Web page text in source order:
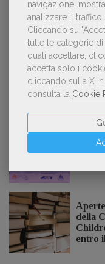
navigazione,
analizzare il traffico
Cliccando su
tutte le categorie di
quali accettare,
accetta solo i
cliccando sulla X in
consulta la Cookie
Spammy,
sono gli
inquinano la
Il
della
entro